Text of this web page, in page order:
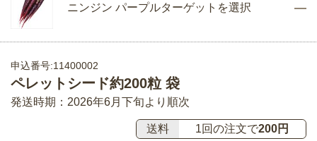
ニンジン パープルターゲットを選択
申込番号:11400002
ペレットシード約200粒 袋
発送時期：2026年6月下旬より順次
送料 1回の注文で200円